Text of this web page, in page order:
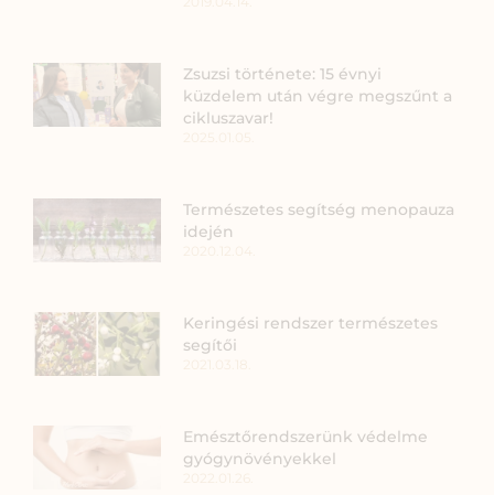
Zsuzsi története: 15 évnyi
küzdelem után végre megszűnt a
cikluszavar!
Természetes segítség menopauza
idején
Keringési rendszer természetes
segítői
Emésztőrendszerünk védelme
gyógynövényekkel